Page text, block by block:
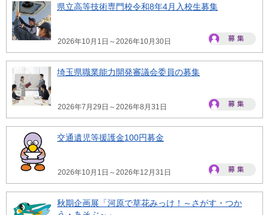
県立高等技術専門校令和8年4月入校生募集
2026年10月1日～2026年10月30日
埼玉県職業能力開発審議会委員の募集
2026年7月29日～2026年8月31日
交通遺児等援護金100円募金
2026年10月1日～2026年12月31日
秋期企画展「河原で草花みっけ！～さがす・つか